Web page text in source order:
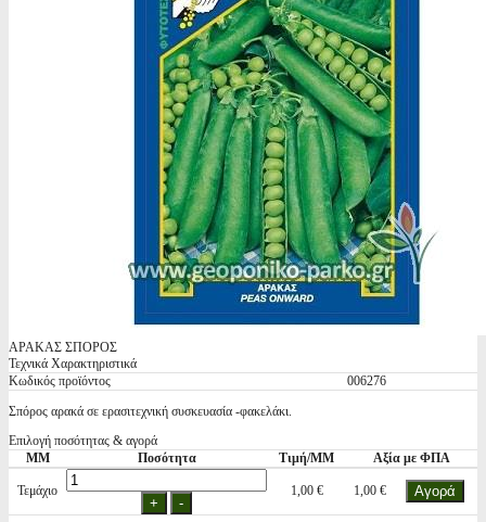
ΑΡΑΚΑΣ ΣΠΟΡΟΣ
Τεχνικά Χαρακτηριστικά
Κωδικός προϊόντος
006276
Σπόρος αρακά σε ερασιτεχνική συσκευασία -φακελάκι.
Επιλογή ποσότητας & αγορά
ΜΜ
Ποσότητα Τιμή/ΜΜ Αξία με ΦΠΑ
Τεμάχιο 1,00 € 1,00 €